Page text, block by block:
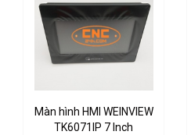
Màn hình HMI WEINVIEW
TK6071IP 7 Inch